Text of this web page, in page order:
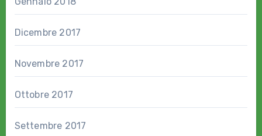
Dicembre 2017
Novembre 2017
Ottobre 2017
Settembre 2017